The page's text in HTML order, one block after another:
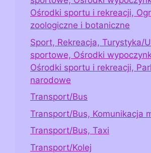
Ośrodki sportu i rekreacji,
zoologiczne i botaniczne
Sport, Rekreacja, Turystyka/
sportowe, Ośrodki
Ośrodki sportu i rekreacji,
narodowe
Transport/Bus
Transport/Bus, Komunikacja
Transport/Bus, Taxi
Transport/Kolej